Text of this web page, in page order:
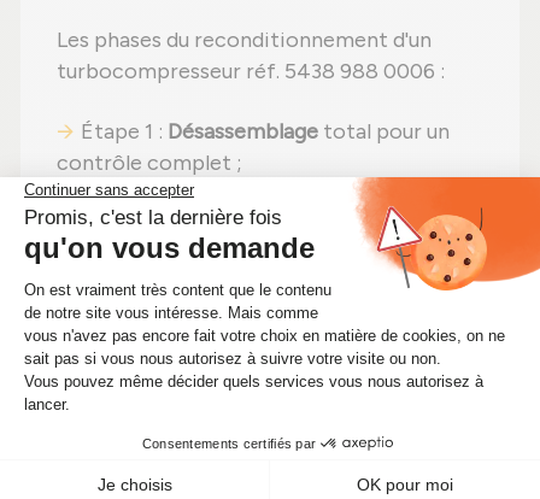
Les phases du reconditionnement d'un
turbocompresseur réf. 5438 988 0006 :
Étape 1 : Désassemblage total pour un
contrôle complet ;
Étape 2 :Nettoyage professionnel
éliminer toute impureté ;
Étape 3 :Examen rigoureux
de tous les
éléments ;
Étape 4 :Remplacement des pièces
uséespar des pièces neuves ;
Étape 5 :Réassemblageavec des
réglages effectués selon les
recommandations du fabricant ;
Étape 6 :
sur banc